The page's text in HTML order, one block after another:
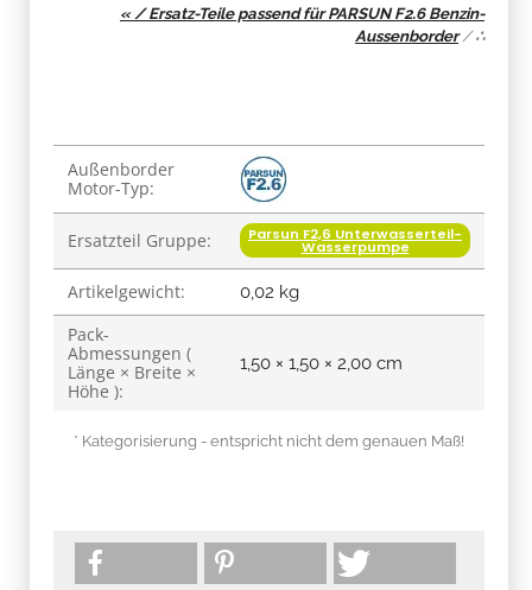
« / Ersatz-Teile passend für PARSUN F2.6 Benzin-
Aussenborder/∴
Produkteigenschaft
Wert
Außenborder
Motor-Typ:
Ersatzteil Gruppe: Parsun F2,6 Unterwasserteil-
Wasserpumpe
Artikelgewicht: 0,02 kg
Pack-
Abmessungen (
Länge × Breite ×
Höhe ):
1,50 × 1,50 × 2,00 cm
* Kategorisierung - entspricht nicht dem genauen Maß!